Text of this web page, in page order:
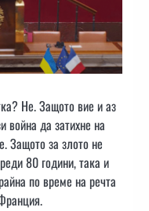
Не. Защото вие и аз
да затихне на
Защото за злото не
80 години, така и
по време на речта